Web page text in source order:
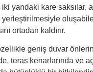
yandaki kare saksılar,
yerleştirilmesiyle
ortadan kaldırır.
geniş duvar
teras kenarlarında ve